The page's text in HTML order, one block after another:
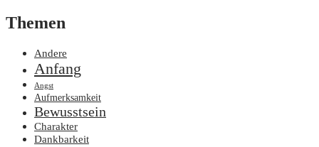
Themen
Andere
Anfang
Angst
Aufmerksamkeit
Bewusstsein
Charakter
Dankbarkeit